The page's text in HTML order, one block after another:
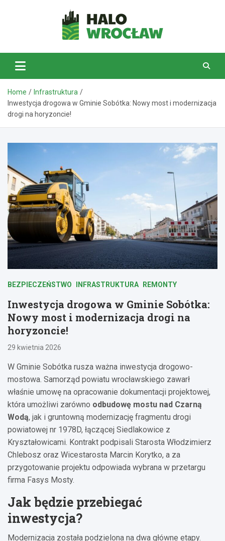
HaloWrocław.pl
Home
Infrastruktura
Inwestycja drogowa w Gminie Sobótka: Nowy most i modernizacja
drogi na horyzoncie!
BEZPIECZEŃSTWO INFRASTRUKTURA REMONTY
Inwestycja drogowa w Gminie Sobótka:
Nowy most i modernizacja drogi na
horyzoncie!
29 kwietnia 2026
W Gminie Sobótka rusza ważna inwestycja drogowo-
mostowa. Samorząd powiatu wrocławskiego zawarł
właśnie umowę na opracowanie dokumentacji projektowej,
która umożliwi zarówno odbudowę mostu nad Czarną
Wodą, jak i gruntowną modernizację fragmentu drogi
powiatowej nr 1978D, łączącej Siedlakowice z
Kryształowicami. Kontrakt podpisali Starosta Włodzimierz
Chlebosz oraz Wicestarosta Marcin Korytko, a za
przygotowanie projektu odpowiada wybrana w przetargu
firma Fasys Mosty.
Jak będzie przebiegać
inwestycja?
Modernizacja została podzielona na dwa główne etapy.